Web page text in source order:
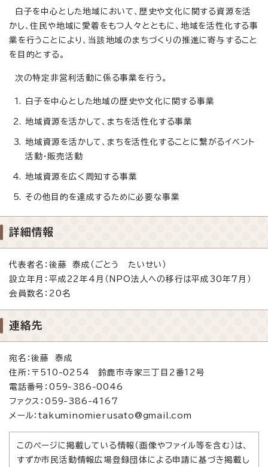
白子を中心とした地域において、歴史や文化に関する資源を活
かし、住民や地域に愛着をもつ人々とともに、地域を活性化する事
業を行うことにより、当該地域のまちづくりの推進に寄与すること
を目的とする。
次の特定非営利活動に係る事業を行う。
白子を中心とした地域の歴史や文化に関する事業
地域資源を活かして、まちを活性化する事業
地域資源を活かして、まちを活性化することに繋がるイベント
活動・販売活動
地域資源を広く周知する事業
その他目的を達成するために必要な事業
詳細情報
代表者名：後藤 泰成（ごとう たいせい）
設立年月：平成22年4月（NPO法人への移行は平成30年7月）
会員数名：20名
連絡先
宛名：後藤 泰成
住所：〒510-0254 鈴鹿市寺家三丁目2番12号
電話番号：059-386-0046
ファクス：059-386-4167
メール：takuminomierusato@gmail.com
このページに掲載している情報（画像やファイル等を含む）は、
すずか市民活動情報広場登録団体による申請に基づき掲載し